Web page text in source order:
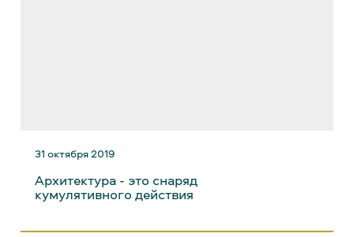
31 октября 2019
Архитектура - это снаряд
кумулятивного действия